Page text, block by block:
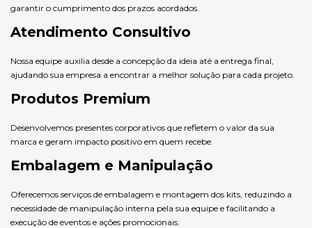
garantir o cumprimento dos prazos acordados.
Atendimento Consultivo
Nossa equipe auxilia desde a concepção da ideia até a entrega final,
ajudando sua empresa a encontrar a melhor solução para cada projeto.
Produtos Premium
Desenvolvemos presentes corporativos que refletem o valor da sua
marca e geram impacto positivo em quem recebe.
Embalagem e Manipulação
Oferecemos serviços de embalagem e montagem dos kits, reduzindo a
necessidade de manipulação interna pela sua equipe e facilitando a
execução de eventos e ações promocionais.